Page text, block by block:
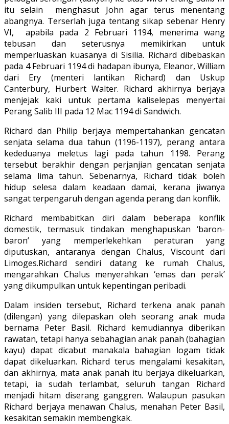
itu selain menghasut John agar terus menentang
abangnya. Terserlah juga tentang sikap sebenar Henry
VI, apabila pada 2 Februari 1194, menerima wang
tebusan dan seterusnya memikirkan untuk
memperluaskan kuasanya di Sisilia. Richard dibebaskan
pada 4 Februari 1194 di hadapan ibunya, Eleanor, William
dari Ery (menteri lantikan Richard) dan Uskup
Canterbury, Hurbert Walter. Richard akhirnya berjaya
menjejak kaki untuk pertama kaliselepas menyertai
Perang Salib III pada 12 Mac 1194 di Sandwich.
Richard dan Philip berjaya mempertahankan gencatan
senjata selama dua tahun (1196-1197), perang antara
kededuanya meletus lagi pada tahun 1198. Perang
tersebut berakhir dengan perjanjian gencatan senjata
selama lima tahun. Sebenarnya, Richard tidak boleh
hidup selesa dalam keadaan damai, kerana jiwanya
sangat terpengaruh dengan agenda perang dan konflik.
Richard membabitkan diri dalam beberapa konflik
domestik, termasuk tindakan menghapuskan ‘baron-
baron’ yang memperlekehkan peraturan yang
diputuskan, antaranya dengan Chalus, Viscount dari
Limoges.Richard sendiri datang ke rumah Chalus,
mengarahkan Chalus menyerahkan ‘emas dan perak’
yang dikumpulkan untuk kepentingan peribadi.
Dalam insiden tersebut, Richard terkena anak panah
(dilengan) yang dilepaskan oleh seorang anak muda
bernama Peter Basil. Richard kemudiannya diberikan
rawatan, tetapi hanya sebahagian anak panah (bahagian
kayu) dapat dicabut manakala bahagian logam tidak
dapat dikeluarkan. Richard terus mengalami kesakitan,
dan akhirnya, mata anak panah itu berjaya dikeluarkan,
tetapi, ia sudah terlambat, seluruh tangan Richard
menjadi hitam diserang ganggren. Walaupun pasukan
Richard berjaya menawan Chalus, menahan Peter Basil,
kesakitan semakin membengkak.